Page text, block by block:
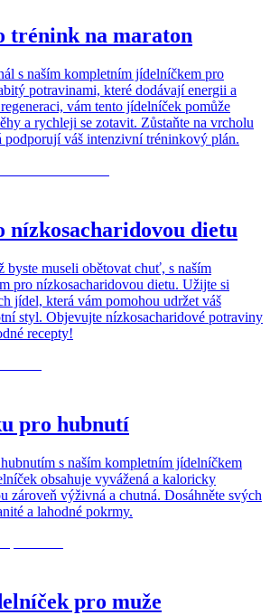
trénink na maraton
s naším kompletním jídelníčkem pro
potravinami, které dodávají energii a
vám tento jídelníček pomůže
a rychleji se zotavit. Zůstaňte na vrcholu
podporují váš intenzivní tréninkový plán.
nízkosacharidovou dietu
byste museli obětovat chuť, s naším
pro nízkosacharidovou dietu. Užijte si
jídel, která vám pomohou udržet váš
styl. Objevujte nízkosacharidové potraviny
recepty!
pro hubnutí
s naším kompletním jídelníčkem
obsahuje vyvážená a kaloricky
zároveň výživná a chutná. Dosáhněte svých
a lahodné pokrmy.
pro muže